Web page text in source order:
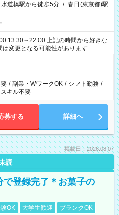
水道橋駅から徒歩5分 / 春日(東京都)駅
上記の時間から好きな
変更となる可能性があります
/ 副業・WワークOK / シフト勤務 /
キル不要
募する 詳細へ
掲載日：2026.08.07
読
で登録完了＊お菓子の
OK 大学生歓迎
ブランクOK